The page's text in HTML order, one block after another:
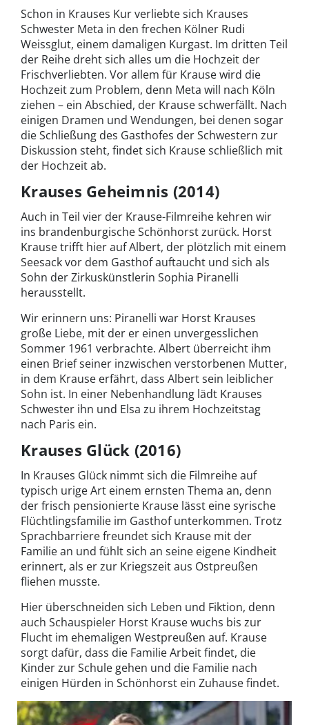
Schon in Krauses Kur verliebte sich Krauses
Schwester Meta in den frechen Kölner Rudi
Weissglut, einem damaligen Kurgast. Im dritten Teil
der Reihe dreht sich alles um die Hochzeit der
Frischverliebten. Vor allem für Krause wird die
Hochzeit zum Problem, denn Meta will nach Köln
ziehen – ein Abschied, der Krause schwerfällt. Nach
einigen Dramen und Wendungen, bei denen sogar
die Schließung des Gasthofes der Schwestern zur
Diskussion steht, findet sich Krause schließlich mit
der Hochzeit ab.
Krauses Geheimnis (2014)
Auch in Teil vier der Krause-Filmreihe kehren wir
ins brandenburgische Schönhorst zurück. Horst
Krause trifft hier auf Albert, der plötzlich mit einem
Seesack vor dem Gasthof auftaucht und sich als
Sohn der Zirkuskünstlerin Sophia Piranelli
herausstellt.
Wir erinnern uns: Piranelli war Horst Krauses
große Liebe, mit der er einen unvergesslichen
Sommer 1961 verbrachte. Albert überreicht ihm
einen Brief seiner inzwischen verstorbenen Mutter,
in dem Krause erfährt, dass Albert sein leiblicher
Sohn ist. In einer Nebenhandlung lädt Krauses
Schwester ihn und Elsa zu ihrem Hochzeitstag
nach Paris ein.
Krauses Glück (2016)
In Krauses Glück nimmt sich die Filmreihe auf
typisch urige Art einem ernsten Thema an, denn
der frisch pensionierte Krause lässt eine syrische
Flüchtlingsfamilie im Gasthof unterkommen. Trotz
Sprachbarriere freundet sich Krause mit der
Familie an und fühlt sich an seine eigene Kindheit
erinnert, als er zur Kriegszeit aus Ostpreußen
fliehen musste.
Hier überschneiden sich Leben und Fiktion, denn
auch Schauspieler Horst Krause wuchs bis zur
Flucht im ehemaligen Westpreußen auf. Krause
sorgt dafür, dass die Familie Arbeit findet, die
Kinder zur Schule gehen und die Familie nach
einigen Hürden in Schönhorst ein Zuhause findet.